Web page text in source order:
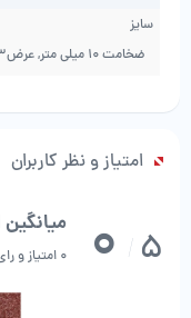
سایز
ضخامت 10 میلی متر, عرض3متر
امتیاز و نظر کاربران
5
0 میانگین
0 امتیاز و رای